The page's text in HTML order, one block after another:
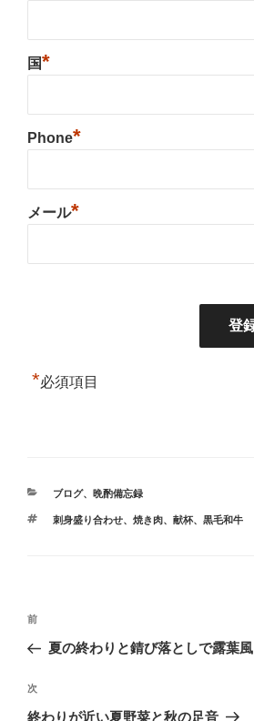
国*
Phone*
メール*
*必須項目
カ
ゴ
ブログ、 晩酌備忘録
タ
刺身盛り合わせ、 焼き肉、 献杯、 黒毛和牛
投
ナ
ビ
ゲ
前
の
稿
前
夏の終わりと錆び落としで露葉風
次
の
次
終わりが近い夏野菜と秋の足音